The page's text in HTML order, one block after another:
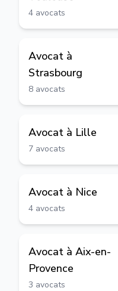
4 avocats
Avocat à
Strasbourg
8 avocats
Avocat à Lille
7 avocats
Avocat à Nice
4 avocats
Avocat à Aix-en-
Provence
3 avocats